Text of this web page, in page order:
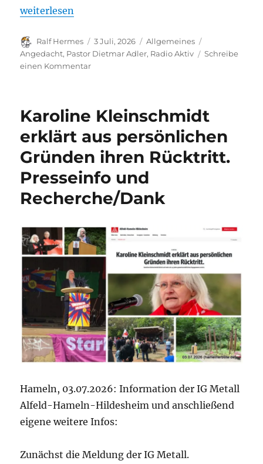
„Angedacht – Worte zum Unabhängigkeitstag der
weiterlesen
Autor
Ralf Hermes
Veröffentlicht
am
3 Juli, 2026 Kategorien
Allgemeines
Angedacht, Pastor Dietmar Adler, Radio Aktiv
Schreibe
einen Kommentarzu
zum
der
USA
Karoline Kleinschmidt
erklärt aus persönlichen
Gründen ihren Rücktritt.
Presseinfo und
Recherche/Dank
Hameln, 03.07.2026: Information der IG Metall
Alfeld-Hameln-Hildesheim und anschließend
eigene weitere Infos:
Zunächst die Meldung der IG Metall.